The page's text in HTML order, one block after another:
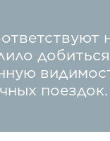
поездок.